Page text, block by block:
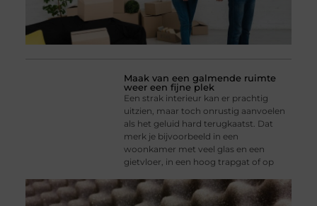
Maak van een galmende ruimte
weer een fijne plek
Een strak interieur kan er prachtig
uitzien, maar toch onrustig aanvoelen
als het geluid hard terugkaatst. Dat
merk je bijvoorbeeld in een
woonkamer met veel glas en een
gietvloer, in een hoog trapgat of op